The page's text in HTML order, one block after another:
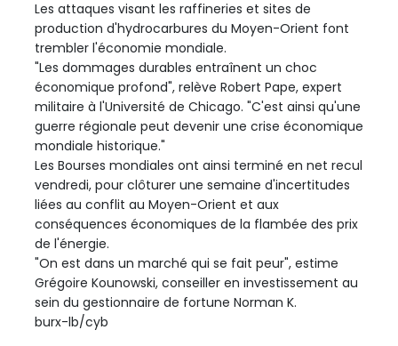
Les attaques visant les raffineries et sites de
production d'hydrocarbures du Moyen-Orient font
trembler l'économie mondiale.
"Les dommages durables entraînent un choc
économique profond", relève Robert Pape, expert
militaire à l'Université de Chicago. "C'est ainsi qu'une
guerre régionale peut devenir une crise économique
mondiale historique."
Les Bourses mondiales ont ainsi terminé en net recul
vendredi, pour clôturer une semaine d'incertitudes
liées au conflit au Moyen-Orient et aux
conséquences économiques de la flambée des prix
de l'énergie.
"On est dans un marché qui se fait peur", estime
Grégoire Kounowski, conseiller en investissement au
sein du gestionnaire de fortune Norman K.
burx-lb/cyb